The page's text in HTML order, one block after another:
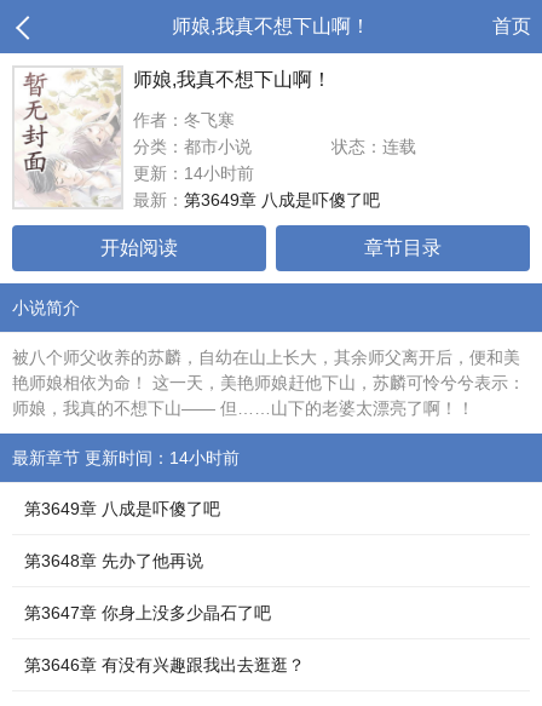
师娘,我真不想下山啊！ 首页
师娘,我真不想下山啊！
作者：冬飞寒
分类：都市小说
状态：连载
更新：14小时前
最新： 第3649章 八成是吓傻了吧
开始阅读 章节目录
小说简介
被八个师父收养的苏麟，自幼在山上长大，其余师父离开后，便和美
艳师娘相依为命！ 这一天，美艳师娘赶他下山，苏麟可怜兮兮表示：
师娘，我真的不想下山—— 但……山下的老婆太漂亮了啊！！
最新章节 更新时间：14小时前
第3649章 八成是吓傻了吧
第3648章 先办了他再说
第3647章 你身上没多少晶石了吧
第3646章 有没有兴趣跟我出去逛逛？